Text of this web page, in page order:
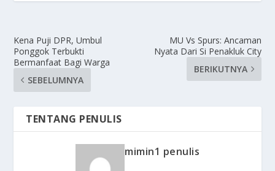
Kena Puji DPR, Umbul
Ponggok Terbukti
Bermanfaat Bagi Warga
SEBELUMNYA
MU Vs Spurs: Ancaman
Nyata Dari Si Penakluk City
BERIKUTNYA
TENTANG PENULIS
mimin1 penulis